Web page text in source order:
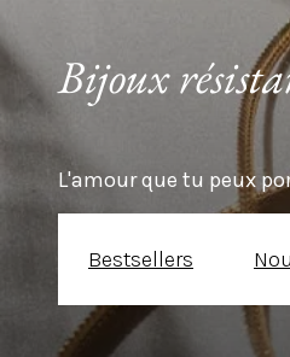
Bijoux
L'amour que tu peux
Bestsellers